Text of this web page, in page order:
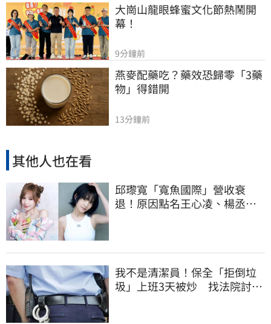
大崗山龍眼蜂蜜文化節熱鬧開
幕！
9分鐘前
燕麥配藥吃？藥效恐歸零「3藥
物」得錯開
13分鐘前
其他人也在看
邱瓈寬「寬魚國際」營收衰
退！原因點名王心凌、楊丞琳
我不是清潔員！保全「拒倒垃
圾」上班3天被炒 找法院討公